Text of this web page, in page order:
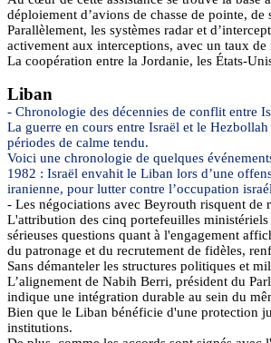
déploiement d’avions de chasse de pointe, de
Parallèlement, les systèmes radar et
activement aux interceptions, avec un taux
La coopération entre la Jordanie, les États-
Liban
- Chronologie des décennies de conflit entre
La guerre en cours entre Israël et le
périodes de calme tendu.
Voici une chronologie de quelques
1982 : Israël envahit le Liban lors d’une
iranienne, pour lutter contre l’occupation
- Les négociations avec Beyrouth risquent de
L'attribution des cinq portefeuilles
sérieuses questions quant à l'engagement
du patronage et du recrutement de fidèles,
Sans démanteler les structures politiques et
L’alignement de Nabih Berri, président du
indique une intégration durable au sein du
Bien que le Liban bénéficie d'une protection
institutions.